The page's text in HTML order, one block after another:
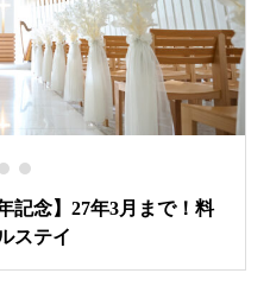
記念】27年3月まで！料
ステイ